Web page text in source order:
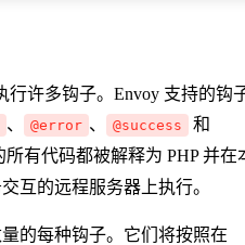
行许多钩子。Envoy 支持的钩
、 @error 、 @success 和
有代码都被解释为 PHP 并在
互的远程服务器上执行。
的每种钩子。它们将按照在